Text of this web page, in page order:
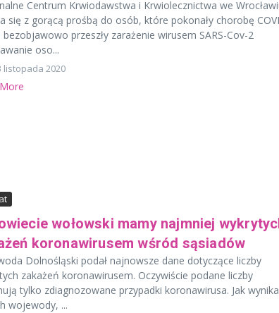
Centrum Krwiodawstwa i Krwiolecznictwa we
się z gorącą prośbą do osób, które pokonały chorobę
bezobjawowo przeszły zarażenie wirusem SARS-Cov-2
oso...
listopada 2020
wołowski mamy najmniej
koronawirusem wśród sąsiadów
Dolnośląski podał najnowsze dane dotyczące liczby
zakażeń koronawirusem. Oczywiście podane liczby
tylko zdiagnozowane przypadki koronawirusa. Jak
wojewody, ...